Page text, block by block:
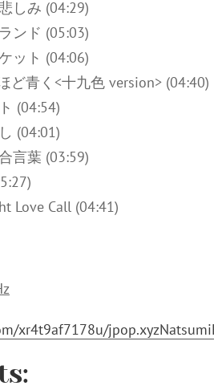
しみ (04:29)
ンド (05:03)
ット (04:06)
ど青く<十九色 version> (04:40)
(04:54)
(04:01)
言葉 (03:59)
Love Call (04:41)
xr4t9af7178u/